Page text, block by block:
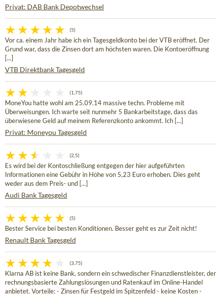
Privat: DAB Bank Depotwechsel
(5)
Vor ca. einem Jahr habe ich ein Tagesgeldkonto bei der VTB eröffnet. Der
Grund war, dass die Zinsen dort am höchsten waren. Die Kontoeröffnung
[...]
VTB Direktbank Tagesgeld
(1,75)
MoneYou hatte wohl am 25.09.14 massive techn. Probleme mit
Überweisungen. Ich warte seit nunmehr 5 Bankarbeitstage, dass das
überwiesene Geld auf meinem Referenzkonto ankommt. Ich [...]
Privat: Moneyou Tagesgeld
(2,5)
Es wird bei der Kontoschließung entgegen der hier aufgeführten
Informationen eine Gebühr in Höhe von 5,23 Euro erhoben. Dies geht
weder aus dem Preis- und [...]
Audi Bank Tagesgeld
(5)
Bester Service bei besten Konditionen. Besser geht es zur Zeit nicht!
Renault Bank Tagesgeld
(3,75)
Klarna AB ist keine Bank, sondern ein schwedischer Finanzdienstleister, der
rechnungsbasierte Zahlungslösungen und Ratenkauf im Online-Handel
anbietet. Vorteile: - Zinsen für Festgeld im Spitzenfeld - keine Kosten -